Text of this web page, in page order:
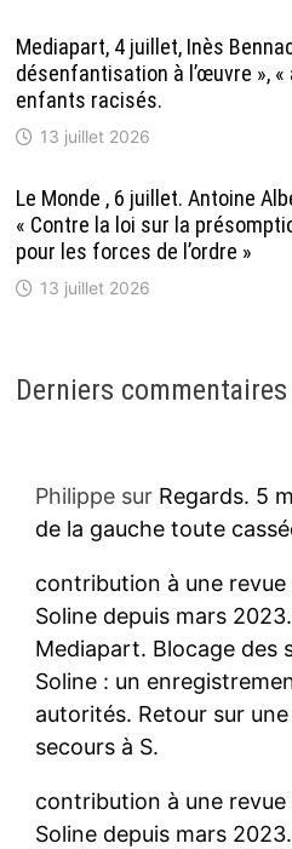
Mediapart, 4 juillet, Inès
désenfantisation à l’œuvre »,
enfants racisés.
13 juillet 2026
Le Monde , 6 juillet. Antoine
« Contre la loi sur la
pour les forces de l’ordre »
13 juillet 2026
Derniers commentaires
Philippesur Regards. 5
de la gauche toute
contribution à une revue
Soline depuis mars
Mediapart. Blocage des
Soline : un
autorités. Retour sur
secours à S.
contribution à une revue
Soline depuis mars